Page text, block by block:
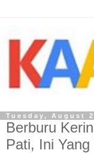
Tuesday, August
Berburu
Pati, Ini